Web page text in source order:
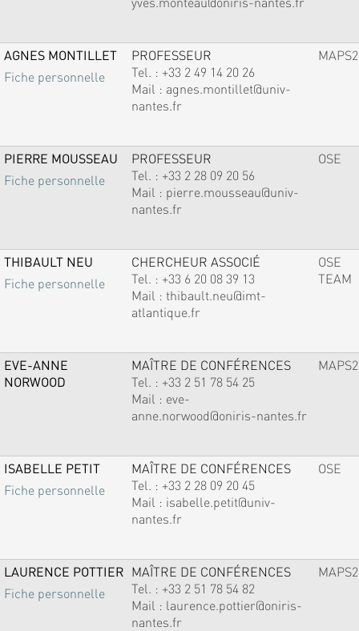
AGNES MONTILLET
Fiche personnelle
PROFESSEUR
Tel. : +33 2 49 14 20 26
Mail : agnes.montillet@univ-
nantes.fr
MAPS2
PIERRE MOUSSEAU
Fiche personnelle
PROFESSEUR
Tel. : +33 2 28 09 20 56
Mail : pierre.mousseau@univ-
nantes.fr
OSE
THIBAULT NEU
Fiche personnelle
CHERCHEUR ASSOCIÉ
Tel. : +33 6 20 08 39 13
Mail : thibault.neu@imt-
atlantique.fr
OSE
TEAM
EVE-ANNE
NORWOOD
MAÎTRE DE CONFÉRENCES
Tel. : +33 2 51 78 54 25
Mail : eve-
anne.norwood@oniris-nantes.fr
MAPS2
ISABELLE PETIT
Fiche personnelle
MAÎTRE DE CONFÉRENCES
Tel. : +33 2 28 09 20 45
Mail : isabelle.petit@univ-
nantes.fr
OSE
LAURENCE POTTIER
Fiche personnelle
MAÎTRE DE CONFÉRENCES
Tel. : +33 2 51 78 54 82
Mail : laurence.pottier@oniris-
nantes.fr
MAPS2